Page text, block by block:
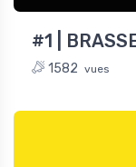
#1 |
1582 vues